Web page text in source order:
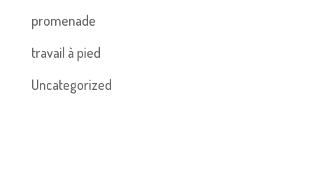
promenade
travail à pied
Uncategorized